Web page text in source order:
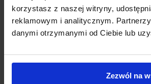
korzystasz z naszej witryny,
reklamowym i analitycznym.
danymi otrzymanymi od Ciebie lub
Zezwól na